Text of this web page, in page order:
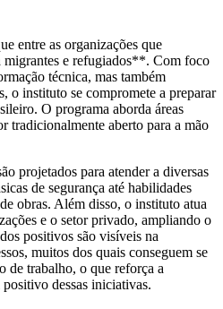
entre as organizações que
e refugiados**. Com foco
técnica, mas também
o instituto se compromete a preparar
O programa aborda áreas
tradicionalmente aberto para a mão
projetados para atender a diversas
de segurança até habilidades
obras. Além disso, o instituto atua
e o setor privado, ampliando o
positivos são visíveis na
muitos dos quais conseguem se
de trabalho, o que reforça a
dessas iniciativas.